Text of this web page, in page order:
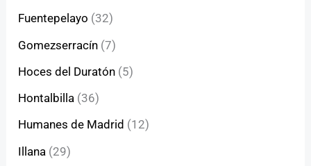
Fuentepelayo (32)
Gomezserracín (7)
Hoces del Duratón (5)
Hontalbilla (36)
Humanes de Madrid (12)
Illana (29)